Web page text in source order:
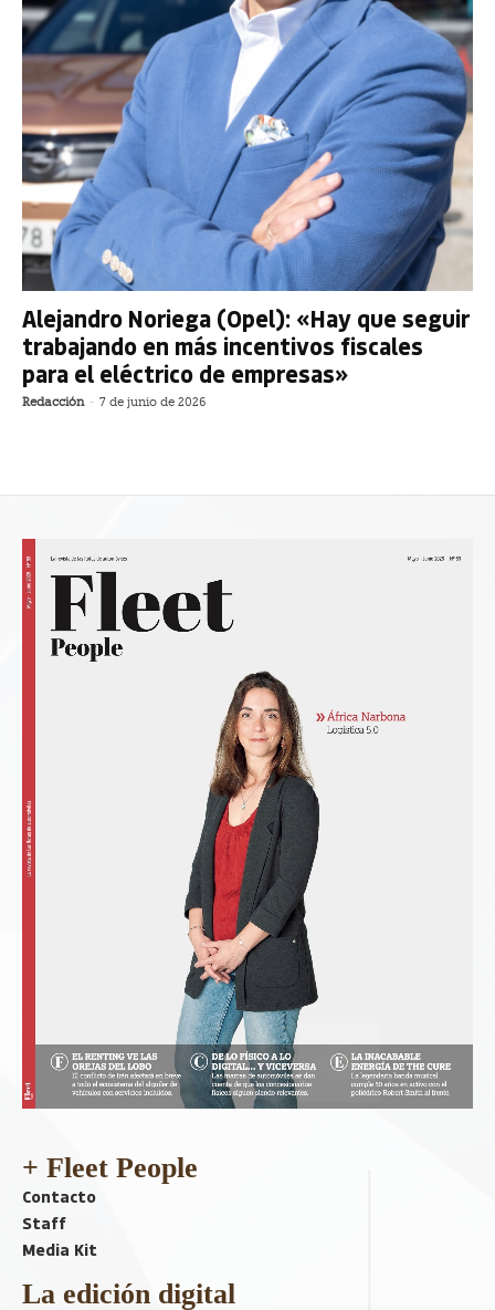
Alejandro Noriega (Opel): «Hay que seguir
trabajando en más incentivos fiscales
para el eléctrico de empresas»
Redacción - 7 de junio de 2026
+ Fleet People
Contacto
Staff
Media Kit
La edición digital